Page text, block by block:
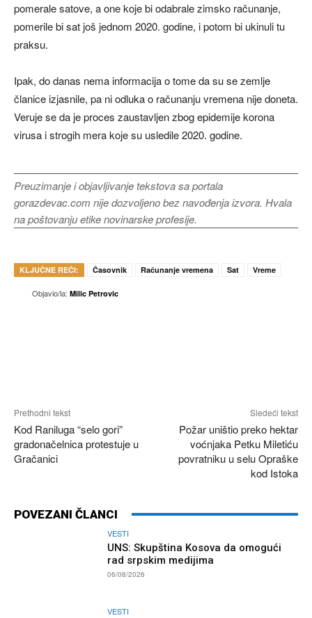
pomerale satove, a one koje bi odabrale zimsko računanje,
pomerile bi sat još jednom 2020. godine, i potom bi ukinuli tu
praksu.
Ipak, do danas nema informacija o tome da su se zemlje
članice izjasnile, pa ni odluka o računanju vremena nije doneta.
Veruje se da je proces zaustavljen zbog epidemije korona
virusa i strogih mera koje su usledile 2020. godine.
Preuzimanje i objavljivanje tekstova sa portala
gorazdevac.com nije dozvoljeno bez navođenja izvora. Hvala
na poštovanju etike novinarske profesije.
KLJUČNE REČI: Časovnik Računanje vremena Sat Vreme
Objavio/la: Milic Petrovic
Prethodni tekst
Kod Raniluga “selo gori”
gradonačelnica protestuje u
Gračanici
Sledeći tekst
Požar uništio preko hektar
voćnjaka Petku Miletiću
povratniku u selu Opraške
kod Istoka
POVEZANI ČLANCI
VESTI
UNS: Skupština Kosova da omogući
rad srpskim medijima
06/08/2026
VESTI